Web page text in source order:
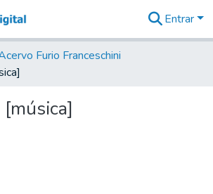
&
Coleções
Digital
Entrar
Furio Franceschini